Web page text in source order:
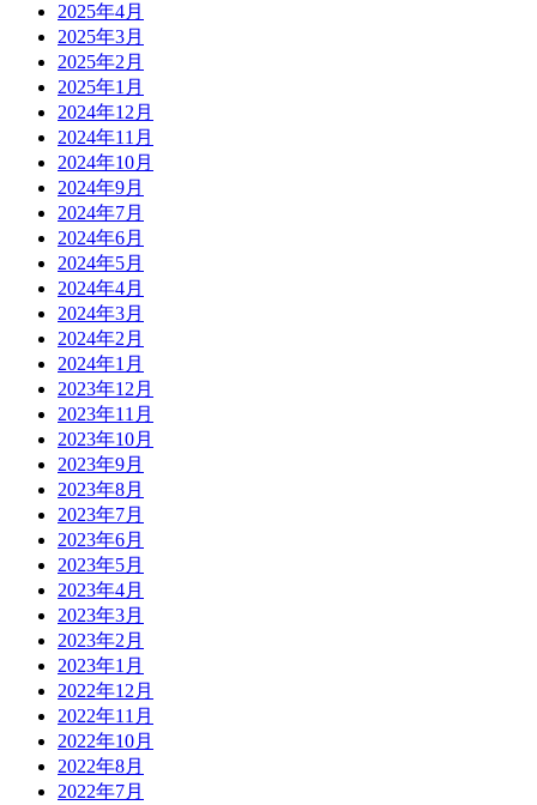
2025年4月
2025年3月
2025年2月
2025年1月
2024年12月
2024年11月
2024年10月
2024年9月
2024年7月
2024年6月
2024年5月
2024年4月
2024年3月
2024年2月
2024年1月
2023年12月
2023年11月
2023年10月
2023年9月
2023年8月
2023年7月
2023年6月
2023年5月
2023年4月
2023年3月
2023年2月
2023年1月
2022年12月
2022年11月
2022年10月
2022年8月
2022年7月